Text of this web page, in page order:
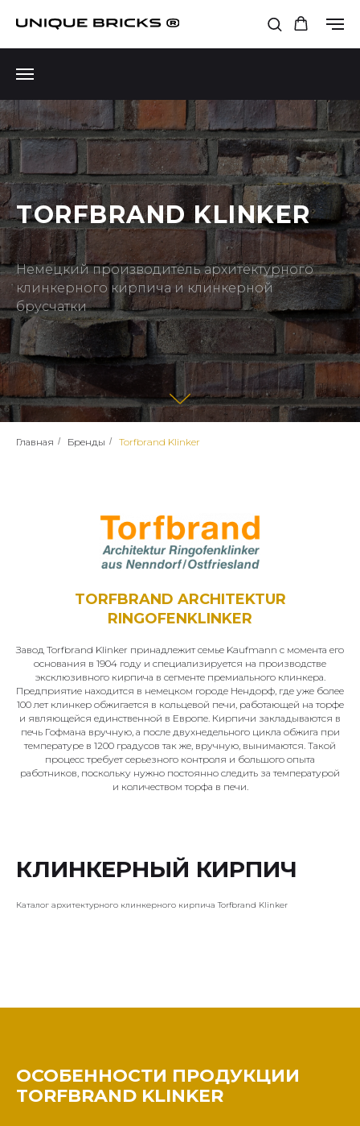
TORFBRAND KLINKER
Немецкий производитель архитектурного
клинкерного кирпича и клинкерной
брусчатки
Главная / Бренды / Torfbrand Klinker
TORFBRAND ARCHITEKTUR
RINGOFENKLINKER
Завод Torfbrand Klinker принадлежит семье Kaufmann с момента его
основания в 1904 году и специализируется на производстве
эксклюзивного кирпича в сегменте премиального клинкера.
Предприятие находится в немецком городе Нендорф, где уже более
100 лет клинкер обжигается в кольцевой печи, работающей на торфе
и являющейся единственной в Европе. Кирпичи закладываются в
печь Гофмана вручную, а после двухнедельного цикла обжига при
температуре в 1200 градусов так же, вручную, вынимаются. Такой
процесс требует серьезного контроля и большого опыта
работников, поскольку нужно постоянно следить за температурой
и количеством торфа в печи.
КЛИНКЕРНЫЙ КИРПИЧ
Каталог архитектурного клинкерного кирпича Torfbrand Klinker
ОСОБЕННОСТИ ПРОДУКЦИИ
TORFBRAND KLINKER